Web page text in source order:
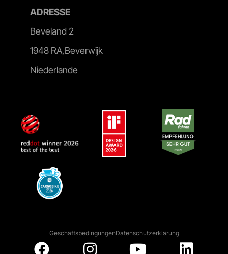
ADRESSE
Beveland 2
1948 RA,Beverwijk
Niederlande
GeschäftsbedingungenDatenschutzerklärung